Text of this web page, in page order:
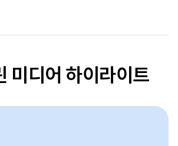
미디어 하이라이트